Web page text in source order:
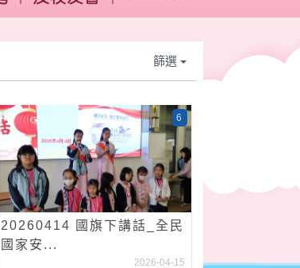
篩選
20260414 國旗下講話_全民
國家安...
6
2026-04-15